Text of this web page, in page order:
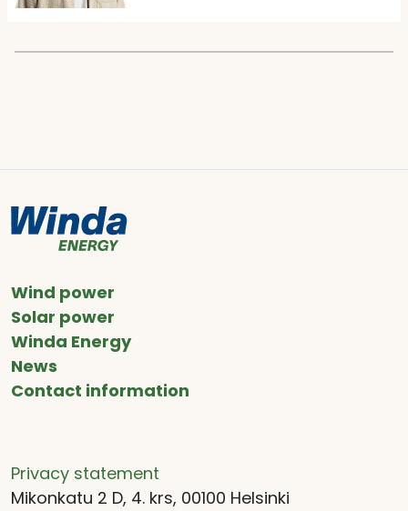
Wind power
Solar power
Winda Energy
News
Contact information
Privacy statement
Mikonkatu 2 D, 4. krs, 00100 Helsinki